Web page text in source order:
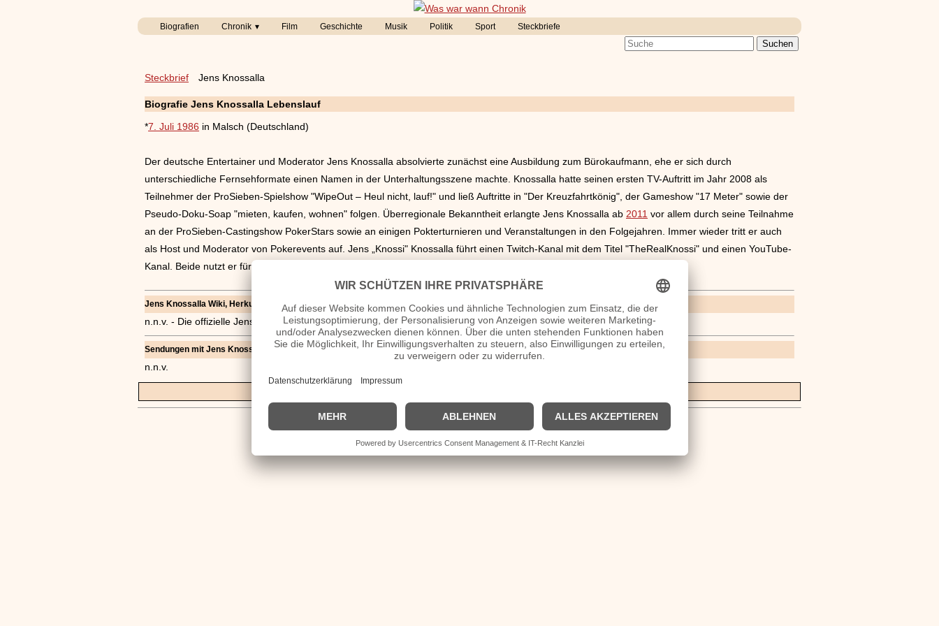
Biografien Chronik Film Geschichte Musik Politik Sport Steckbriefe
Steckbrief Jens Knossalla
Biografie Jens Knossalla Lebenslauf
*7. Juli 1986 in Malsch (Deutschland)
Der deutsche Entertainer und Moderator Jens Knossalla absolvierte zunächst eine Ausbildung zum Bürokaufmann, ehe er sich durch
unterschiedliche Fernsehformate einen Namen in der Unterhaltungsszene machte. Knossalla hatte seinen ersten TV-Auftritt im Jahr 2008 als
Teilnehmer der ProSieben-Spielshow "WipeOut – Heul nicht, lauf!" und ließ Auftritte in "Der Kreuzfahrtkönig", der Gameshow "17 Meter" sowie der
Pseudo-Doku-Soap "mieten, kaufen, wohnen" folgen. Überregionale Bekanntheit erlangte Jens Knossalla ab 2011 vor allem durch seine Teilnahme
an der ProSieben-Castingshow PokerStars sowie an einigen Pokterturnieren und Veranstaltungen in den Folgejahren. Immer wieder tritt er auch
als Host und Moderator von Pokerevents auf. Jens „Knossi" Knossalla führt einen Twitch-Kanal mit dem Titel "TheRealKnossi" und einen YouTube-
Kanal. Beide nutzt er für mehrere Streams pro Woche, in denen er sich an seine rund 1,5 Millionen Follower wendet.
Jens Knossalla Wiki, Herkunft, Geburtstag, verheiratet, Kinder etc.
n.n.v. - Die offizielle Jens Knossalla Homepage / X / Instagram / Wikipedia Seite
Sendungen mit Jens Knossalla Filme
n.n.v.